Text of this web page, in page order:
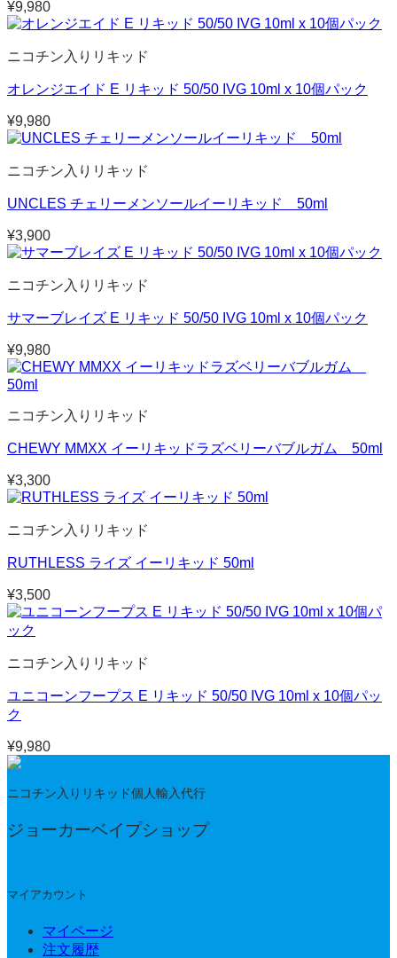
¥9,980
ニコチン入りリキッド
オレンジエイド E リキッド 50/50 IVG 10ml x 10個パック
¥9,980
ニコチン入りリキッド
UNCLES チェリーメンソールイーリキッド 50ml
¥3,900
ニコチン入りリキッド
サマーブレイズ E リキッド 50/50 IVG 10ml x 10個パック
¥9,980
ニコチン入りリキッド
CHEWY MMXX イーリキッドラズベリーバブルガム 50ml
¥3,300
ニコチン入りリキッド
RUTHLESS ライズ イーリキッド 50ml
¥3,500
ニコチン入りリキッド
ユニコーンフープス E リキッド 50/50 IVG 10ml x 10個パッ
ク
¥9,980
ニコチン入りリキッド個人輸入代行
ジョーカーベイプショップ
マイアカウント
マイページ
注文履歴